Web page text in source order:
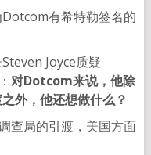
有希特勒签名的
Joyce质疑
对Dotcom来说，他除
外，他还想做什么？
查局的引渡，美国方面